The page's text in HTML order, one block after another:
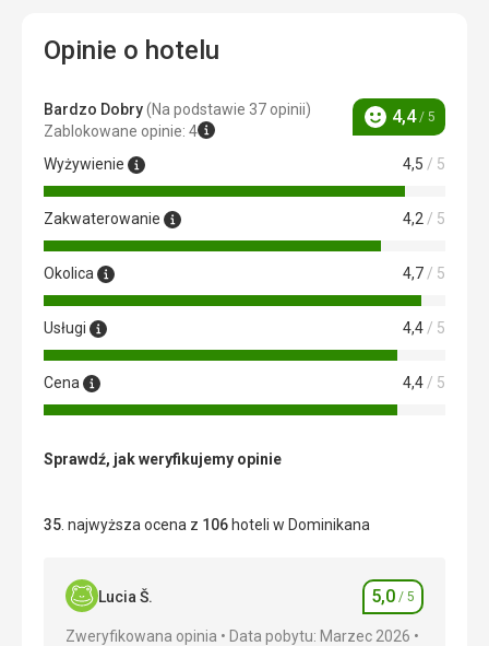
Opinie o hotelu
Bardzo Dobry(Na podstawie 37 opinii)
Zablokowane opinie: 4
Ocena
4,4/ 5
Wyżywienie 4,5 / 5
Zakwaterowanie 4,2/ 5
Okolica 4,7/ 5
Usługi 4,4/ 5
Cena 4,4/ 5
Sprawdź, jak weryfikujemy opinie
35. najwyższa ocena z 106 hoteli w Dominikana
Lucia Š. Ocena
5,0 / 5
Zweryfikowana opinia
Data pobytu: Marzec 2026